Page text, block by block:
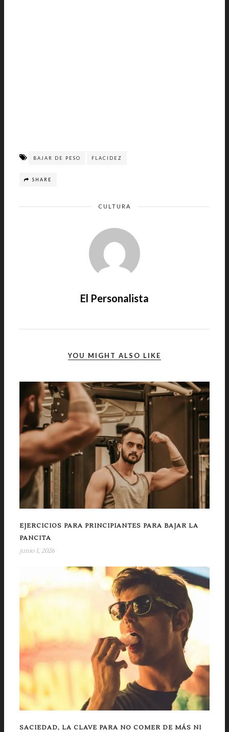
BAJAR DE PESO FLACIDEZ
SHARE
CULTURA
El Personalista
YOU MIGHT ALSO LIKE
EJERCICIOS PARA PRINCIPIANTES PARA BAJAR LA
PANCITA
junio 1, 2026
SACIEDAD, LA CLAVE PARA NO COMER DE MÁS NI